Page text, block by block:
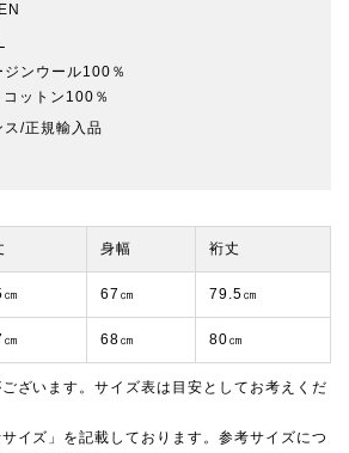
ジンウール100％
コットン100％
ス/正規輸入品
身幅 裄丈
67㎝ 79.5㎝
68㎝ 80㎝
ざいます。サイズ表は目安としてお考えくだ
イズ」を記載しております。参考サイズにつ